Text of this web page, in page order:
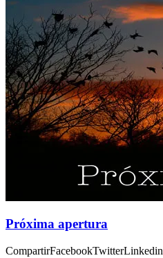
Próxima apertura
CompartirFacebookTwitterLinkedin